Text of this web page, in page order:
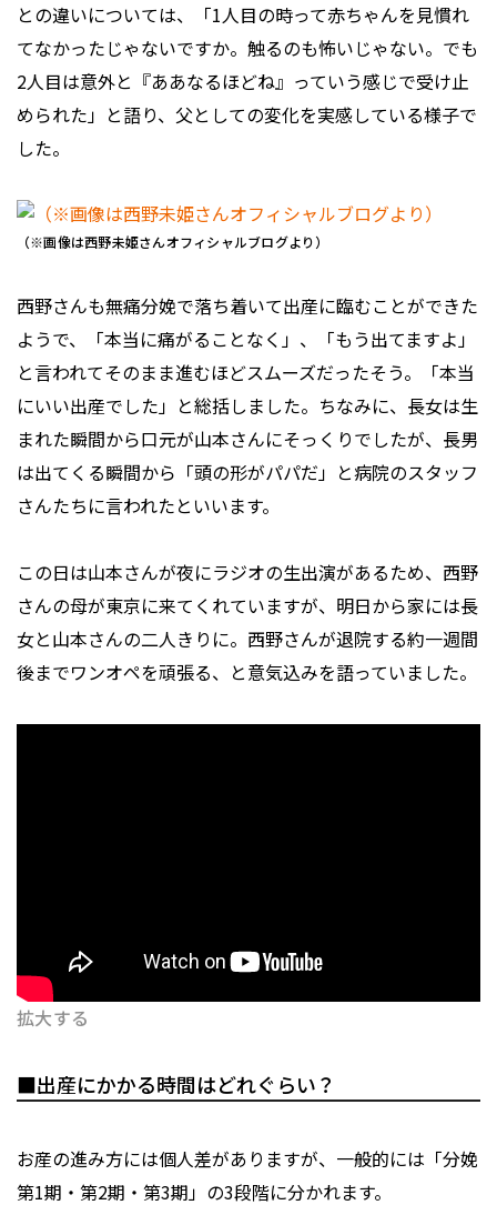
との違いについては、「1人目の時って赤ちゃんを見慣れ
てなかったじゃないですか。触るのも怖いじゃない。でも
2人目は意外と『ああなるほどね』っていう感じで受け止
められた」と語り、父としての変化を実感している様子で
した。
（※画像は西野未姫さんオフィシャルブログより）
西野さんも無痛分娩で落ち着いて出産に臨むことができた
ようで、「本当に痛がることなく」、「もう出てますよ」
と言われてそのまま進むほどスムーズだったそう。「本当
にいい出産でした」と総括しました。ちなみに、長女は生
まれた瞬間から口元が山本さんにそっくりでしたが、長男
は出てくる瞬間から「頭の形がパパだ」と病院のスタッフ
さんたちに言われたといいます。
この日は山本さんが夜にラジオの生出演があるため、西野
さんの母が東京に来てくれていますが、明日から家には長
女と山本さんの二人きりに。西野さんが退院する約一週間
後までワンオペを頑張る、と意気込みを語っていました。
拡大する
■出産にかかる時間はどれぐらい？
お産の進み方には個人差がありますが、一般的には「分娩
第1期・第2期・第3期」の3段階に分かれます。